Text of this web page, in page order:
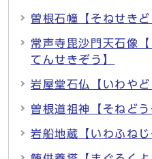
曽根石幢【そねせきど
常声寺毘沙門天石像
てんせきぞう】
岩屋堂石仏【いわやど
曽根道祖神【そねどう
岩船地蔵【いわふねじ